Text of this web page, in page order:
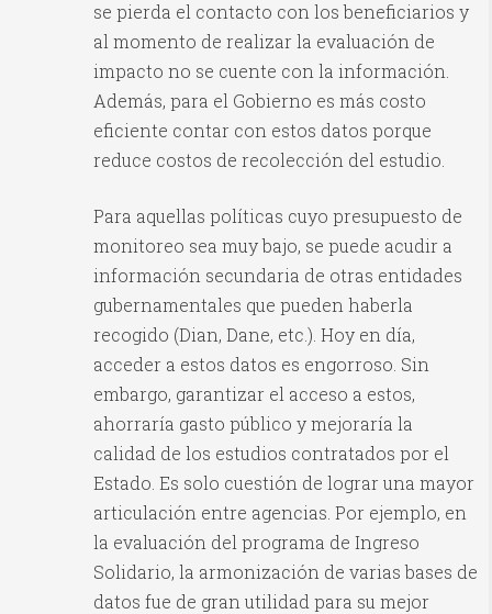
se pierda el contacto con los beneficiarios y
al momento de realizar la evaluación de
impacto no se cuente con la información.
Además, para el Gobierno es más costo
eficiente contar con estos datos porque
reduce costos de recolección del estudio.
Para aquellas políticas cuyo presupuesto de
monitoreo sea muy bajo, se puede acudir a
información secundaria de otras entidades
gubernamentales que pueden haberla
recogido (Dian, Dane, etc.). Hoy en día,
acceder a estos datos es engorroso. Sin
embargo, garantizar el acceso a estos,
ahorraría gasto público y mejoraría la
calidad de los estudios contratados por el
Estado. Es solo cuestión de lograr una mayor
articulación entre agencias. Por ejemplo, en
la evaluación del programa de Ingreso
Solidario, la armonización de varias bases de
datos fue de gran utilidad para su mejor